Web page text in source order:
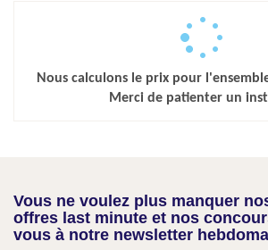
Nous calculons le prix pour
Merci de patienter un
Vous ne voulez plus manquer
offres last minute et nos
vous à notre newsletter